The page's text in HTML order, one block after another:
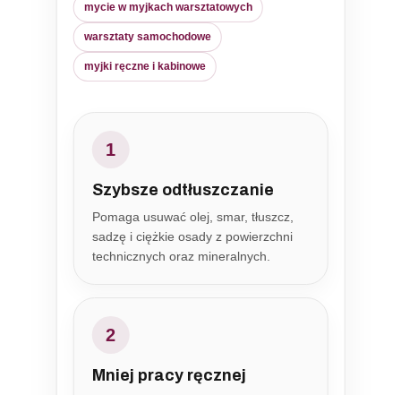
mycie w myjkach warsztatowych
warsztaty samochodowe
myjki ręczne i kabinowe
1
Szybsze odtłuszczanie
Pomaga usuwać olej, smar, tłuszcz,
sadzę i ciężkie osady z powierzchni
technicznych oraz mineralnych.
2
Mniej pracy ręcznej